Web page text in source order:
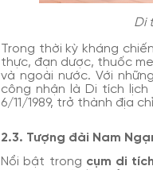
Di
Trong thời kỳ kháng
thực, đạn dược, thuốc
và ngoài nước. Với
công nhận là Di tích
6/11/1989, trở thành địa
2.3. Tượng đài Nam
Nổi bật trong cụm di